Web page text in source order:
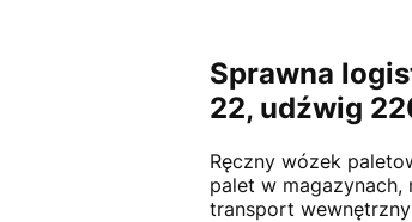
Sprawna
22, udźwig
Ręczny wózek
palet w
transport